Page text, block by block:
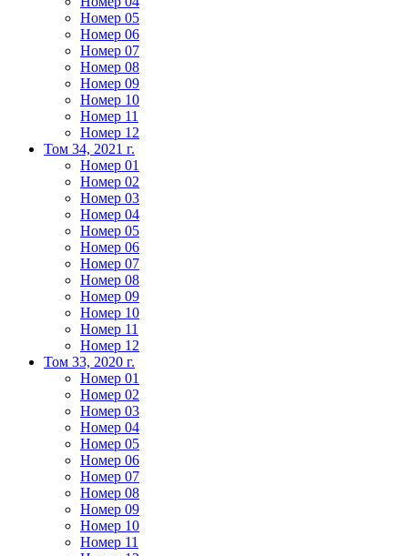
Номер 05
Номер 06
Номер 07
Номер 08
Номер 09
Номер 10
Номер 11
Номер 12
Том 34, 2021 г.
Номер 01
Номер 02
Номер 03
Номер 04
Номер 05
Номер 06
Номер 07
Номер 08
Номер 09
Номер 10
Номер 11
Номер 12
Том 33, 2020 г.
Номер 01
Номер 02
Номер 03
Номер 04
Номер 05
Номер 06
Номер 07
Номер 08
Номер 09
Номер 10
Номер 11